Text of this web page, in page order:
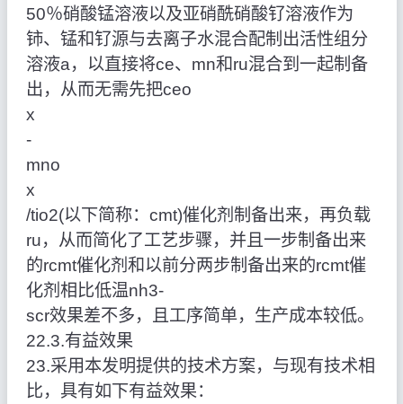
50％硝酸锰溶液以及亚硝酰硝酸钌溶液作为
铈、锰和钌源与去离子水混合配制出活性组分
溶液a，以直接将ce、mn和ru混合到一起制备
出，从而无需先把ceo
x
‑
mno
x
/tio2(以下简称：cmt)催化剂制备出来，再负载
ru，从而简化了工艺步骤，并且一步制备出来
的rcmt催化剂和以前分两步制备出来的rcmt催
化剂相比低温nh3‑
scr效果差不多，且工序简单，生产成本较低。
22.3.有益效果
23.采用本发明提供的技术方案，与现有技术相
比，具有如下有益效果：